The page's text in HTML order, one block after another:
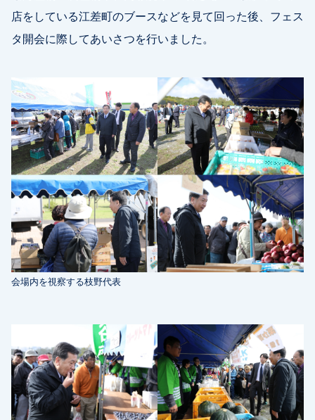
店をしている江差町のブースなどを見て回った後、フェス
タ開会に際してあいさつを行いました。
会場内を視察する枝野代表